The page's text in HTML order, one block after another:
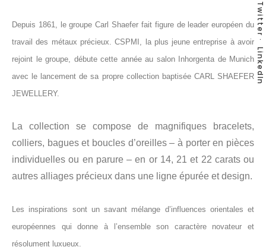
Twitter
LinkedIn
Depuis 1861, le groupe Carl Shaefer fait figure de leader européen du
travail des métaux précieux. CSPMI, la plus jeune entreprise à avoir
rejoint le groupe, débute cette année au salon Inhorgenta de Munich
avec le lancement de sa propre collection baptisée CARL SHAEFER
JEWELLERY.
La collection se compose de magnifiques bracelets,
colliers, bagues et boucles d’oreilles – à porter en pièces
individuelles ou en parure – en or 14, 21 et 22 carats ou
autres alliages précieux dans une ligne épurée et design.
Les inspirations sont un savant mélange d’influences orientales et
européennes qui donne à l’ensemble son caractère novateur et
résolument luxueux.